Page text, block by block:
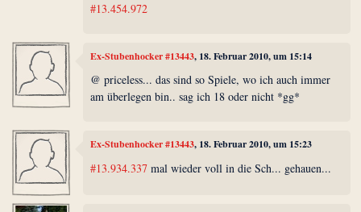
#13.454.972
Ex-Stubenhocker #13443, 18. Februar 2010, um 15:14
@ priceless... das sind so Spiele, wo ich auch immer
am überlegen bin.. sag ich 18 oder nicht *gg*
Ex-Stubenhocker #13443, 18. Februar 2010, um 15:23
#13.934.337 mal wieder voll in die Sch... gehauen...